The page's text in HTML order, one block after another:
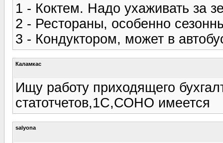
1 - Коктем. Надо ухаживать за
2 - Рестораны, особенно
3 - Кондуктором, может в
Каламкас
Ищу работу приходящего
статотчетов,1С,СОНО имеется
salyona